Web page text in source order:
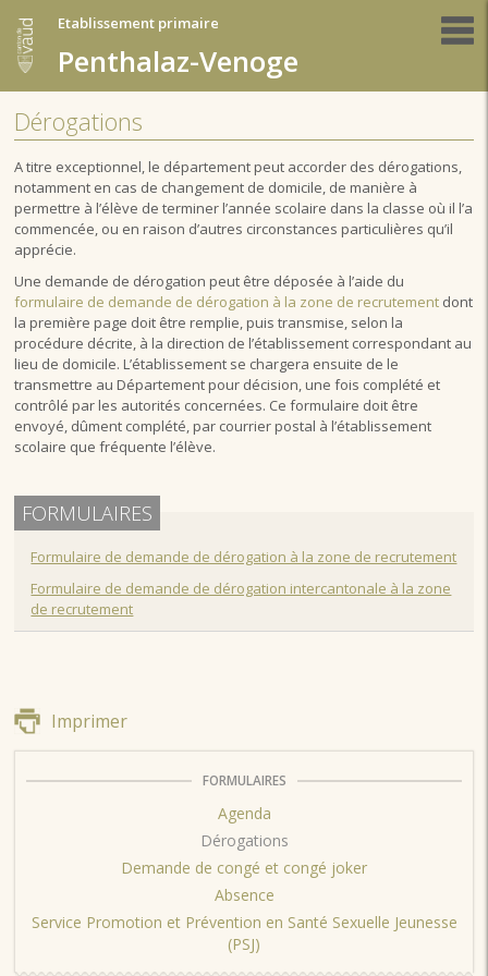
Etablissement primaire
Penthalaz-Venoge
Dérogations
A titre exceptionnel, le département peut accorder des dérogations,
notamment en cas de changement de domicile, de manière à
permettre à l’élève de terminer l’année scolaire dans la classe où il l’a
commencée, ou en raison d’autres circonstances particulières qu’il
apprécie.
Une demande de dérogation peut être déposée à l’aide du
formulaire de demande de dérogation à la zone de recrutement dont
la première page doit être remplie, puis transmise, selon la
procédure décrite, à la direction de l’établissement correspondant au
lieu de domicile. L’établissement se chargera ensuite de le
transmettre au Département pour décision, une fois complété et
contrôlé par les autorités concernées. Ce formulaire doit être
envoyé, dûment complété, par courrier postal à l’établissement
scolaire que fréquente l’élève.
FORMULAIRES
Formulaire de demande de dérogation à la zone de recrutement
Formulaire de demande de dérogation intercantonale à la zone
de recrutement
Imprimer
FORMULAIRES
Agenda
Dérogations
Demande de congé et congé joker
Absence
Service Promotion et Prévention en Santé Sexuelle Jeunesse
(PSJ)